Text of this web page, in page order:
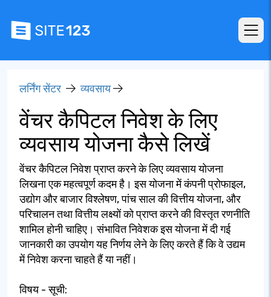
लर्निंग सेंटर व्यवसाय
वेंचर कैपिटल निवेश के लिए
व्यवसाय योजना कैसे लिखें
वेंचर कैपिटल निवेश प्राप्त करने के लिए व्यवसाय योजना
लिखना एक महत्वपूर्ण कदम है। इस योजना में कंपनी प्रोफाइल,
उद्योग और बाजार विश्लेषण, पांच साल की वित्तीय योजना, और
परिचालन तथा वित्तीय लक्ष्यों को प्राप्त करने की विस्तृत रणनीति
शामिल होनी चाहिए। संभावित निवेशक इस योजना में दी गई
जानकारी का उपयोग यह निर्णय लेने के लिए करते हैं कि वे उद्यम
में निवेश करना चाहते हैं या नहीं।
विषय - सूची: